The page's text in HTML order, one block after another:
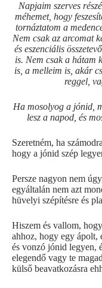
Napjaim szerves
méhemet, hogy
tornáztatom a
Nem csak az arcomat
és eszenciális
is. Nem csak a hátam
is, a melleim is, akár
reggel,
Ha mosolyog a jónid,
lesz a napod, és
Szeretném, ha
hogy a jónid szép
Persze nagyon nem
egyáltalán nem azt
hüvelyi szépítésre és
Hiszem és vallom,
ahhoz, hogy egy ápolt,
és vonzó jónid legyen,
elegendő vagy te
külső beavatkozásra